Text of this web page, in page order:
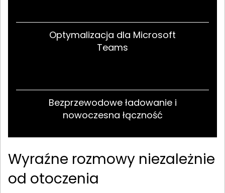
Optymalizacja dla Microsoft
Teams
Bezprzewodowe ładowanie i
nowoczesna łączność
Wyraźne rozmowy niezależnie
od otoczenia